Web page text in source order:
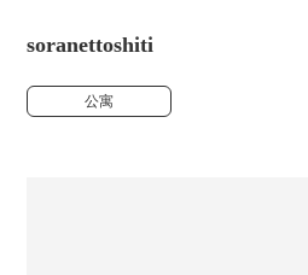
soranettoshiti
公寓